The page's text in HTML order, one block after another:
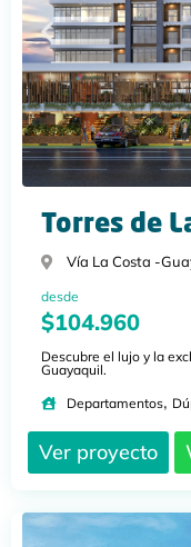
Torres de
Vía La Costa -
desde
$104.960
Descubre el lujo y la
Guayaquil.
Departamentos,
Ver proyecto